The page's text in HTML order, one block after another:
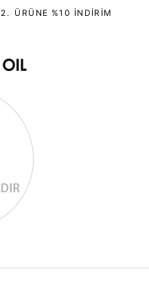
2.⁠ ⁠ÜRÜNE %10 İNDIRIM